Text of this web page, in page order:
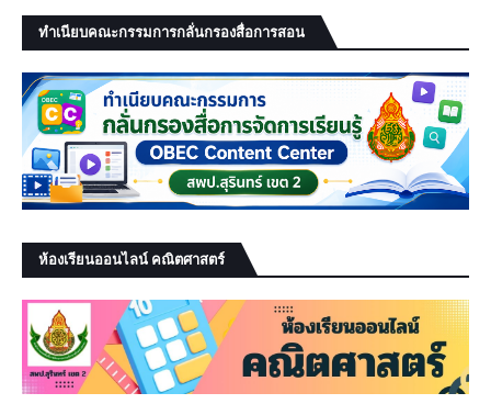
ทำเนียบคณะกรรมการกลั่นกรองสื่อการสอน
ห้องเรียนออนไลน์ คณิตศาสตร์